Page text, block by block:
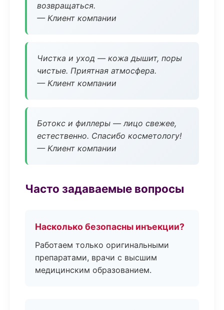
возвращаться.
— Клиент компании
Чистка и уход — кожа дышит, поры
чистые. Приятная атмосфера.
— Клиент компании
Ботокс и филлеры — лицо свежее,
естественно. Спасибо косметологу!
— Клиент компании
Часто задаваемые вопросы
Насколько безопасны инъекции?
Работаем только оригинальными
препаратами, врачи с высшим
медицинским образованием.